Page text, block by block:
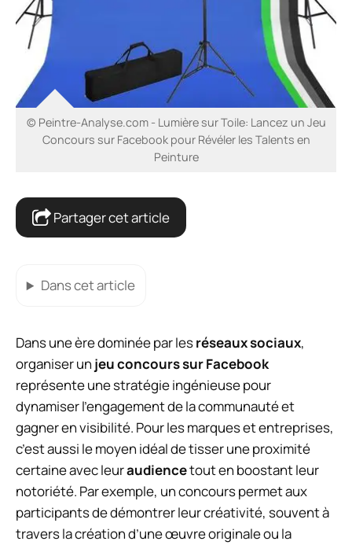
© Peintre-Analyse.com - Lumière sur Toile: Lancez un Jeu
Concours sur Facebook pour Révéler les Talents en
Peinture
Partager cet article
Dans cet article
Dans une ère dominée par lesréseaux sociaux,
organiser un jeu concours sur Facebook
représente une stratégie ingénieuse pour
dynamiser l’engagement de la communauté et
gagner en visibilité. Pour les marques et entreprises,
c’est aussi le moyen idéal de tisser une proximité
certaine avec leuraudiencetout en boostant leur
notoriété. Par exemple, un concours permet aux
participants de démontrer leur créativité, souvent à
travers la création d’une œuvre originale ou la